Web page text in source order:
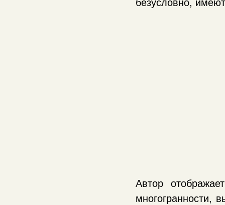
безусловно,
Автор
многогранности,